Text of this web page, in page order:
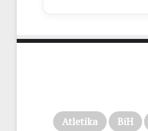
Atletika BiH